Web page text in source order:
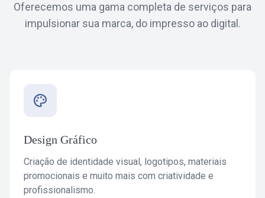
Oferecemos uma gama completa de serviços para
impulsionar sua marca, do impresso ao digital.
Design Gráfico
Criação de identidade visual, logotipos, materiais
promocionais e muito mais com criatividade e
profissionalismo.